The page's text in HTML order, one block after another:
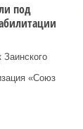
под
«Союз